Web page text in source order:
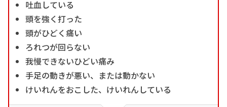
吐血している
頭を強く打った
頭がひどく痛い
ろれつが回らない
我慢できないひどい痛み
手足の動きが悪い、または動かない
けいれんをおこした、けいれんしている